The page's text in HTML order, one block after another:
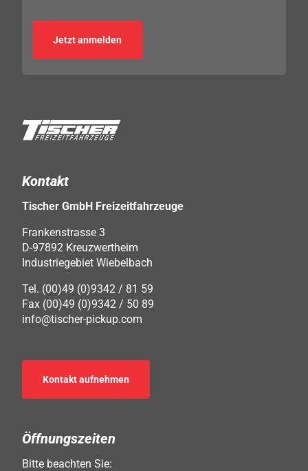
Jetzt anmelden
Kontakt
Tischer GmbH Freizeitfahrzeuge
Frankenstrasse 3
D-97892 Kreuzwertheim
Industriegebiet Wiebelbach
Tel. (00)49 (0)9342 / 81 59
Fax (00)49 (0)9342 / 50 89
info@tischer-pickup.com
Kontakt aufnehmen
Öffnungszeiten
Bitte beachten Sie: